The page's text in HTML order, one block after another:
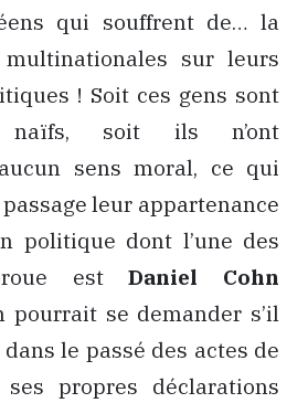
qui souffrent de… la
sur leurs
! Soit ces gens sont
naïfs, soit ils n’ont
sens moral, ce qui
leur appartenance
politique dont l’une des
estDaniel Cohn
pourrait se demander s’il
dans le passé des actes de
propres déclarations